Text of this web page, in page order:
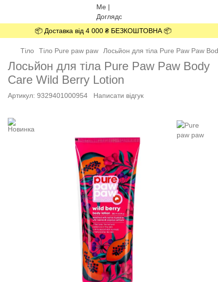
📦 Доставка від 4 000 ₴ БЕЗКОШТОВНА 📦
Тіло Тіло Pure paw paw Лосьйон для тіла Pure Paw Paw
Лосьйон для тіла Pure Paw Paw Body
Care Wild Berry Lotion
Артикул: 9329401000954 Написати відгук